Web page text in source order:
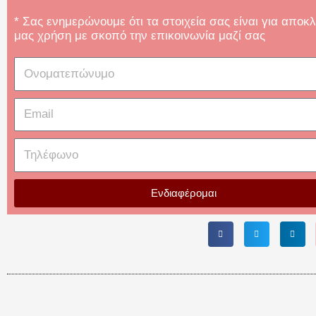
* Σας ενημερώνουμε ότι τα στοιχεία σας είναι για
μας χρήση με σκοπό την επικοινωνία μαζί σας
Ονοματεπώνυμο
Email
Τηλέφωνο
Ενδιαφέρομαι